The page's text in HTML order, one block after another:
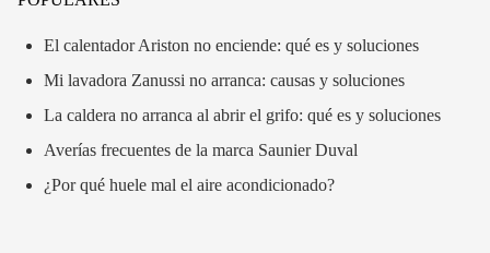
El calentador Ariston no enciende: qué es y soluciones
Mi lavadora Zanussi no arranca: causas y soluciones
La caldera no arranca al abrir el grifo: qué es y soluciones
Averías frecuentes de la marca Saunier Duval
¿Por qué huele mal el aire acondicionado?